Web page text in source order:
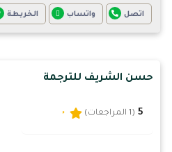
اتصل واتساب الخريطة
حسن الشريف للترجمة
5 (1 المراجعات)